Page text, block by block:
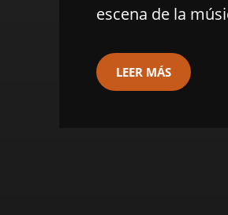
escena de la
LEER MÁS